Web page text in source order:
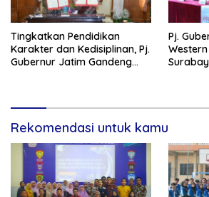
Tingkatkan Pendidikan
Karakter dan Kedisiplinan, Pj.
Gubernur Jatim Gandeng
Pj.
Rekomendasi untuk kamu